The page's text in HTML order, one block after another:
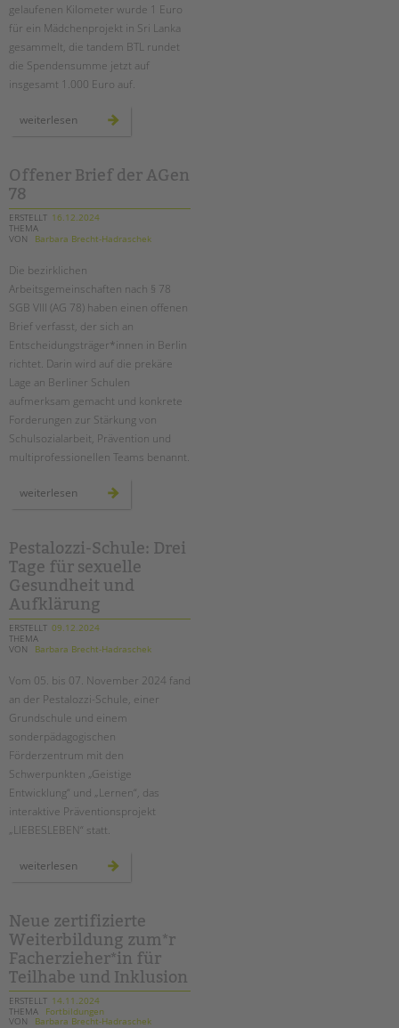
TANDEM BTL AKADEMIE
Zertfikatskurse
Seminarkalender
PROFIL | LEITBILD
Bereiche im Überblick
Kinder- und Jugendschutz
Unsere Videos
Gesellschafter VdK
schoolcoach BTL
tandem international
KARRIERE
Stellenangebote
tandem als Arbeitgeberin
NEWS/BLOG
unkuerzbar
Magazin
KONTAKT
Impressum
Datenschutz
Hinweisgebersystem
Intranet
gelaufenen Kilometer wurde 1 Euro
für ein Mädchenprojekt in Sri Lanka
gesammelt, die tandem BTL rundet
die Spendensumme jetzt auf
insgesamt 1.000 Euro auf.
weiterlesen
laufjahr
teamgeist
durch
Offener Brief der AGen
78
ERSTELLT 16.12.2024
THEMA
VON
Barbara Brecht-Hadraschek
Die bezirklichen
Arbeitsgemeinschaften nach § 78
SGB VIII (AG 78) haben einen offenen
Brief verfasst, der sich an
Entscheidungsträger*innen in Berlin
richtet. Darin wird auf die prekäre
Lage an Berliner Schulen
aufmerksam gemacht und konkrete
Forderungen zur Stärkung von
Schulsozialarbeit, Prävention und
multiprofessionellen Teams benannt.
weiterlesen offener
Pestalozzi-Schule: Drei
Tage für sexuelle
Gesundheit und
Aufklärung
ERSTELLT 09.12.2024
THEMA
VON
Barbara Brecht-Hadraschek
Vom 05. bis 07. November 2024 fand
an der Pestalozzi-Schule, einer
Grundschule und einem
sonderpädagogischen
Förderzentrum mit den
Schwerpunkten „Geistige
Entwicklung“ und „Lernen“, das
interaktive Präventionsprojekt
„LIEBESLEBEN“ statt.
weiterlesen pestalozzi-
sexuelle
gesundheit
und
aufklärung
Neue zertifizierte
Weiterbildung zum*r
Facherzieher*in für
Teilhabe und Inklusion
ERSTELLT 14.11.2024
THEMA
Fortbildungen
VON
Barbara Brecht-Hadraschek